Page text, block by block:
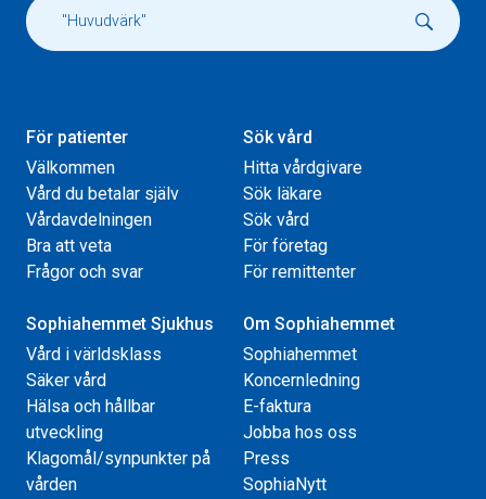
För patienter
Välkommen
Vård du betalar själv
Vårdavdelningen
Bra att veta
Frågor och svar
Sök vård
Hitta vårdgivare
Sök läkare
Sök vård
För företag
För remittenter
Sophiahemmet Sjukhus
Vård i världsklass
Säker vård
Hälsa och hållbar
utveckling
Klagomål/synpunkter på
vården
Om Sophiahemmet
Sophiahemmet
Koncernledning
E-faktura
Jobba hos oss
Press
SophiaNytt